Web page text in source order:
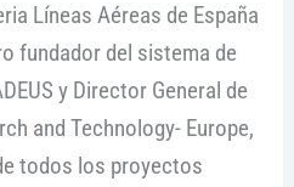
Líneas Aéreas de España
fundador del sistema de
y Director General de
and Technology- Europe,
todos los proyectos